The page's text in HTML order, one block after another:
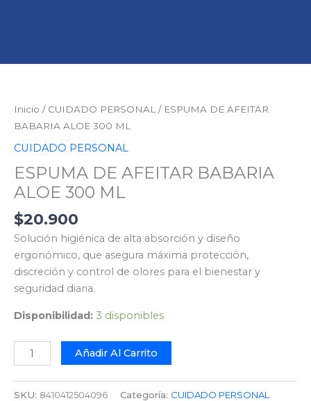
Inicio / CUIDADO PERSONAL / ESPUMA DE AFEITAR
BABARIA ALOE 300 ML
CUIDADO PERSONAL
ESPUMA DE AFEITAR BABARIA
ALOE 300 ML
$20.900
Solución higiénica de alta absorción y diseño
ergonómico, que asegura máxima protección,
discreción y control de olores para el bienestar y
seguridad diaria.
Disponibilidad: 3 disponibles
AFEITAR
BABARIA
300
ML
cantidad
Añadir Al Carrito
SKU: 8410412504096 Categoría: CUIDADO PERSONAL